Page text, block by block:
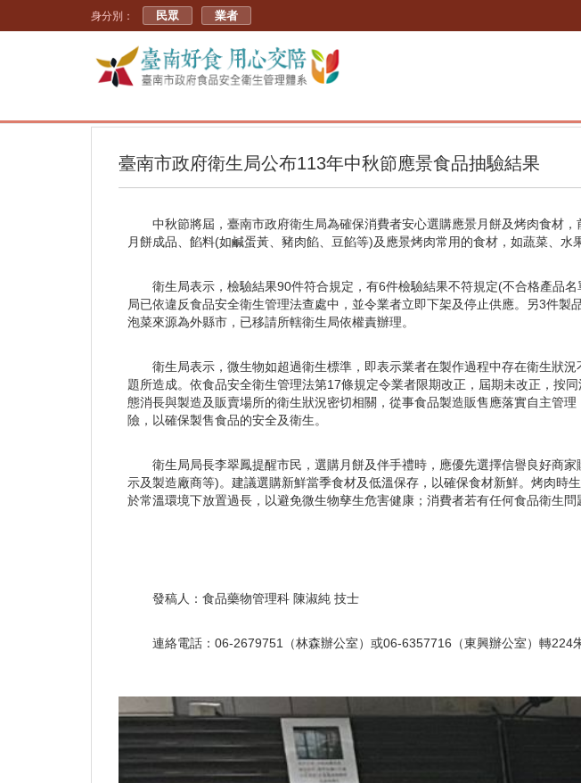
身分別： 民眾 業者
臺南市政府衛生局公布113年中秋節應景食品抽驗結果
中秋節將屆，臺南市政府衛生局為確保消費者安心選購應景月餅及烤肉食材
月餅成品、餡料(如鹹蛋黃、豬肉餡、豆餡等)及應景烤肉常用的食材，如蔬菜、
衛生局表示，檢驗結果90件符合規定，有6件檢驗結果不符規定(不合格產品
局已依違反食品安全衛生管理法查處中，並令業者立即下架及停止供應。另3件
泡菜來源為外縣市，已移請所轄衛生局依權責辦理。
衛生局表示，微生物如超過衛生標準，即表示業者在製作過程中存在衛生狀
題所造成。依食品安全衛生管理法第17條規定令業者限期改正，屆期未改正，按
態消長與製造及販賣場所的衛生狀況密切相關，從事食品製造販售應落實自主管
險，以確保製售食品的安全及衛生。
衛生局局長李翠鳳提醒市民，選購月餅及伴手禮時，應優先選擇信譽良好商
示及製造廠商等)。建議選購新鮮當季食材及低溫保存，以確保食材新鮮。烤肉時
於常溫環境下放置過長，以避免微生物孳生危害健康；消費者若有任何食品衛生
發稿人：食品藥物管理科 陳淑純 技士
連絡電話：06-2679751（林森辦公室）或06-6357716（東興辦公室）轉224